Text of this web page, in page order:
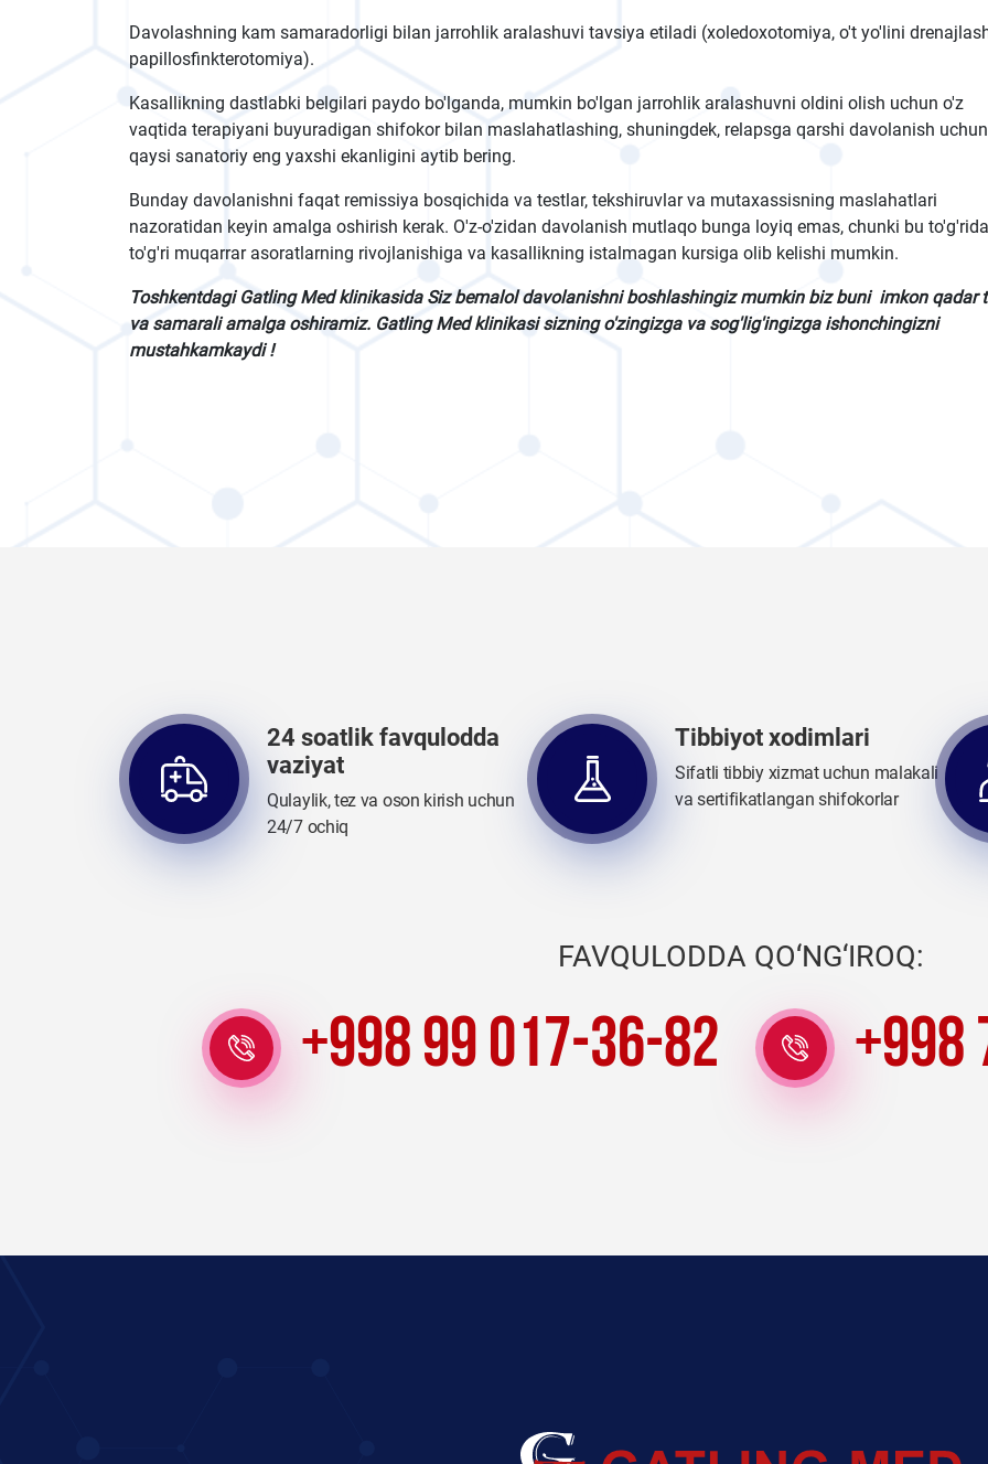
Davolashning kam samaradorligi bilan jarrohlik aralashuvi tavsiya etiladi (xoledoxotomiya, o't yo'lini
papillosfinkterotomiya).
Kasallikning dastlabki belgilari paydo bo'lganda, mumkin bo'lgan jarrohlik aralashuvni oldini olish uchun o'z
vaqtida terapiyani buyuradigan shifokor bilan maslahatlashing, shuningdek, relapsga qarshi davolanish uchun
qaysi sanatoriy eng yaxshi ekanligini aytib bering.
Bunday davolanishni faqat remissiya bosqichida va testlar, tekshiruvlar va mutaxassisning maslahatlari
nazoratidan keyin amalga oshirish kerak. O'z-o'zidan davolanish mutlaqo bunga loyiq emas, chunki bu
to'g'ri muqarrar asoratlarning rivojlanishiga va kasallikning istalmagan kursiga olib kelishi mumkin.
Toshkentdagi Gatling Med klinikasida Siz bemalol davolanishni boshlashingiz mumkin biz buni imkon qadar
va samarali amalga oshiramiz. Gatling Med klinikasi sizning o'zingizga va sog'lig'ingizga ishonchingizni
mustahkamkaydi !
24 soatlik favqulodda
vaziyat
Qulaylik, tez va oson kirish uchun
24/7 ochiq
Tibbiyot xodimlari
Sifatli tibbiy xizmat uchun malakali
va sertifikatlangan shifokorlar
FAVQULODDA QO‘NG‘IROQ:
+998 99 017-36-82 +998